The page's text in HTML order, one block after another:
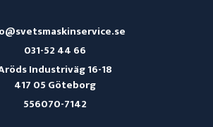
031-52 44 66
Industriväg 16-18
417 05 Göteborg
556070-7142